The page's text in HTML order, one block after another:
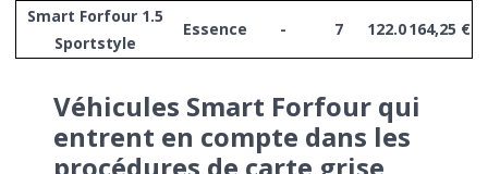
Smart Forfour 1.5
Sportstyle
Essence - 7 122.0164,25 €
Véhicules Smart Forfour qui
entrent en compte dans les
procédures de carte grise